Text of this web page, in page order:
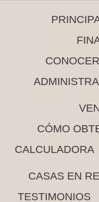
CÓMO
CALCULADORA
CASAS EN
TESTIMONIOS